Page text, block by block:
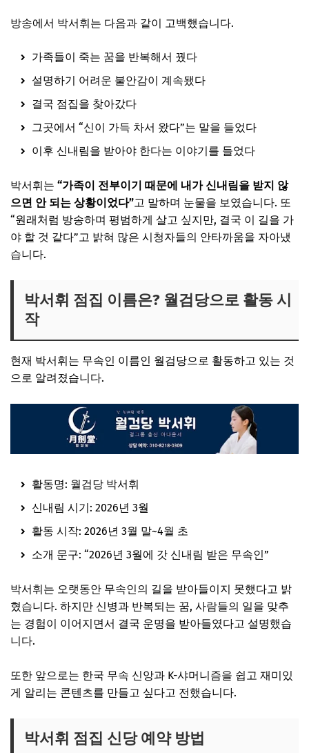
방송에서 박서휘는 다음과 같이 고백했습니다.
가족들이 죽는 꿈을 반복해서 꿨다
설명하기 어려운 불안감이 계속됐다
결국 점집을 찾아갔다
그곳에서 “신이 가득 차서 왔다”는 말을 들었다
이후 신내림을 받아야 한다는 이야기를 들었다
박서휘는 “가족이 전부이기 때문에 내가 신내림을 받지 않
으면 안 되는 상황이었다”고 말하며 눈물을 보였습니다. 또
“원래처럼 방송하며 평범하게 살고 싶지만, 결국 이 길을 가
야 할 것 같다”고 밝혀 많은 시청자들의 안타까움을 자아냈
습니다.
박서휘 점집 이름은? 월검당으로 활동 시
작
현재 박서휘는 무속인 이름인 월검당으로 활동하고 있는 것
으로 알려졌습니다.
활동명: 월검당 박서휘
신내림 시기: 2026년 3월
활동 시작: 2026년 3월 말~4월 초
소개 문구: “2026년 3월에 갓 신내림 받은 무속인”
박서휘는 오랫동안 무속인의 길을 받아들이지 못했다고 밝
혔습니다. 하지만 신병과 반복되는 꿈, 사람들의 일을 맞추
는 경험이 이어지면서 결국 운명을 받아들였다고 설명했습
니다.
또한 앞으로는 한국 무속 신앙과 K-샤머니즘을 쉽고 재미있
게 알리는 콘텐츠를 만들고 싶다고 전했습니다.
박서휘 점집 신당 예약 방법